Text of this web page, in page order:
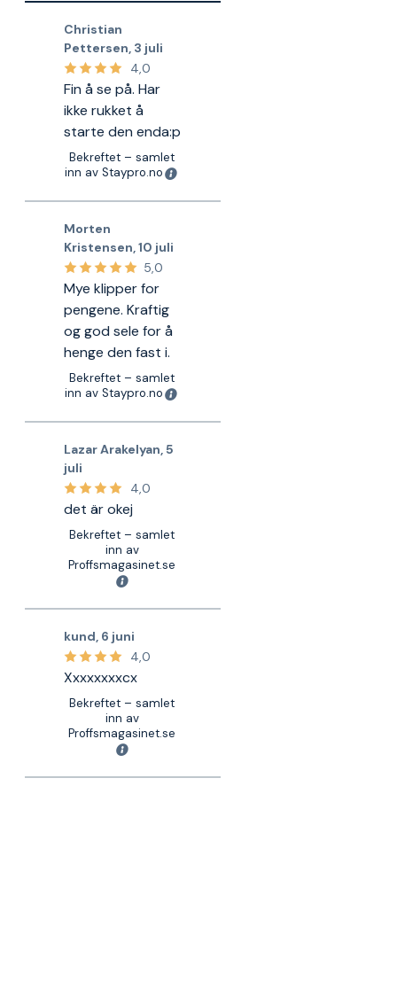
Christian
Pettersen 3 juli
4,0
Fin å se på. Har
ikke rukket å
starte den enda:p
Bekreftet – samlet
inn av Staypro.no
Morten
Kristensen ,10 juli
5,0
Mye klipper for
pengene. Kraftig
og god sele for å
henge den fast i.
Bekreftet – samlet
inn av Staypro.no
Lazar Arakelyan 5
juli
4,0
det är okej
Bekreftet – samlet
inn av
Proffsmagasinet.se
kund 6 juni
4,0
Xxxxxxxxcx
Bekreftet – samlet
inn av
Proffsmagasinet.se